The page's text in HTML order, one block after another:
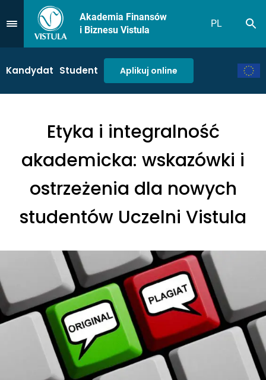
Przejdź do Menu
Akademia Finansów
i Biznesu Vistula
PL
Kandydat Student Aplikuj online
Etyka i integralność
akademicka: wskazówki i
ostrzeżenia dla nowych
studentów Uczelni Vistula